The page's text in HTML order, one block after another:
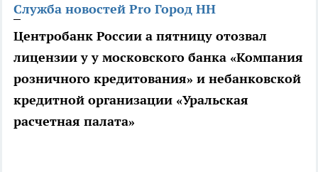
Служба новостей Pro Город НН
Центробанк России а пятницу отозвал
лицензии у у московского банка «Компания
розничного кредитования» и небанковской
кредитной организации «Уральская
расчетная палата»